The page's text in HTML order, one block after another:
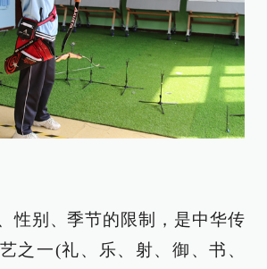
性别、季节的限制，是中华传
之一(礼、乐、射、御、书、